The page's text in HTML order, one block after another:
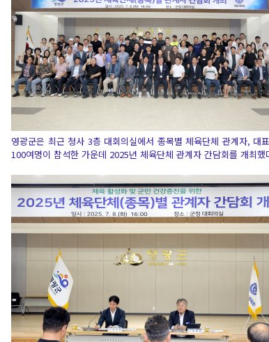
영광군은 최근 청사 3층 대회의실에서 종목별 체육단체 관계자, 대
100여명이 참석한 가운데 2025년 체육단체 관계자 간담회를 개최했